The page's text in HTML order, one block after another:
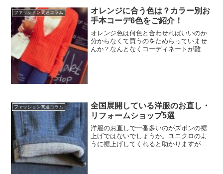
ファッション関連コラム
オレンジに合う色は？カラー別お
手本コーデ6色をご紹介！
オレンジ色は何色と合わせればいいのか
分からなくて買うのをためらっていませ
んか？なんとなくコーディネートが難し
ファッション関連コラム
全国展開している洋服のお直し・
リフォームショップ5選
洋服のお直しで一番多いのがズボンの裾
上げではないでしょうか。ユニクロのよ
うに裾上げしてくれると助かりますが、